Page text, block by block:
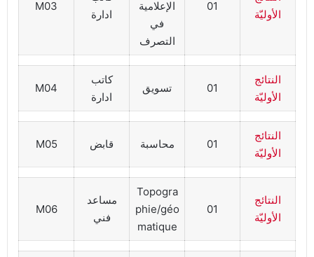
M03
ادارة
الإعلامية
في
التصرف
01
الأوليّة
M04
كاتب
ادارة
تسويق 01
النتائج
الأوليّة
M05 قابض محاسبة 01
النتائج
الأوليّة
M06
مساعد
فني
Topogra
phie/géo
matique
01
النتائج
الأوليّة